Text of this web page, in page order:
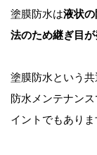
塗膜防水は液状
法のため継ぎ目が
塗膜防水という
防水メンテナン
イントでもありま